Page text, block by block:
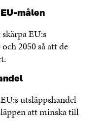
målen
EU:s
2050 så att de
utsläppshandel
att minska till